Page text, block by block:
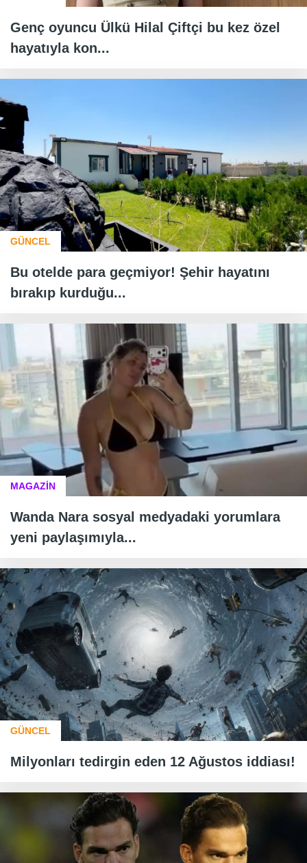
Genç oyuncu Ülkü Hilal Çiftçi bu kez özel
hayatıyla kon...
GÜNCEL
Bu otelde para geçmiyor! Şehir hayatını
bırakıp kurduğu...
MAGAZİN
Wanda Nara sosyal medyadaki yorumlara
yeni paylaşımıyla...
GÜNCEL
Milyonları tedirgin eden 12 Ağustos iddiası!